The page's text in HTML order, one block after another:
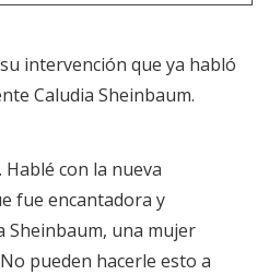
intervención que ya habló
Caludia Sheinbaum.
con la nueva
fue encantadora y
Sheinbaum, una mujer
pueden hacerle esto a